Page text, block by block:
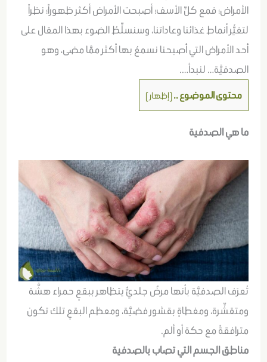
الأمراض؛ فمع كلِّ الأسف؛ أصبحت الأمراض أكثر ظهوراً؛ نظراً
لتغيُّر أنماط غذائنا وعاداتنا، وسنسلِّطُ الضوء بهذا المقال على
أحد الأمراض التي أصبحنا نسمعُ بها أكثر ممَّا مضى، وهو
الصدفيَّة… لنبدأ….
محتوى الموضوع ..[إظهار]
ما هي الصدفية
تُعرَف الصدفيَّة بأنها مرضٌ جلديٌّ يتظاهر ببقعٍ حمراء هشَّة
ومتقشِّرة، ومغطاةٍ بقشور فضيَّة، ومعظم البقعِ تلك تكون
مترافقةً مع حكة أو ألم.
مناطق الجسم التي تصاب بالصدفية